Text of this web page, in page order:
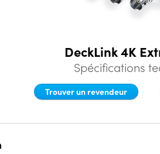
DeckLink 4K
Spécifications
Trouver un revendeur